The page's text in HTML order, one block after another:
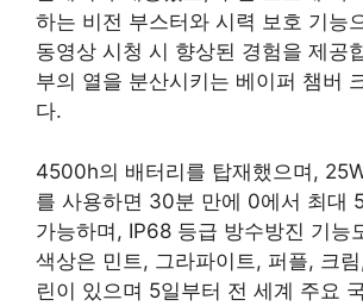
하는 비전 부스터와 시력 보호 기능
동영상 시청 시 향상된 경험을 제공
부의 열을 분산시키는 베이퍼 챔버
다.
4500h의 배터리를 탑재했으며,
를 사용하면 30분 만에 0에서 최대
가능하며, IP68 등급 방수방진 기능
색상은 민트, 그라파이트, 퍼플, 크
린이 있으며 5일부터 전 세계 주요